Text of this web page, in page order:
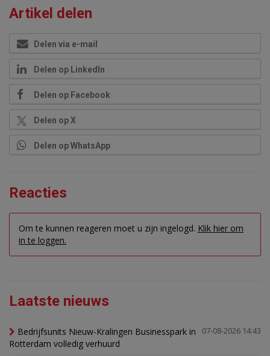
Artikel delen
Delen via e-mail
Delen op LinkedIn
Delen op Facebook
Delen op X
Delen op WhatsApp
Reacties
Om te kunnen reageren moet u zijn ingelogd. Klik hier om
in te loggen.
Laatste nieuws
07-08-2026 14:43
Bedrijfsunits Nieuw-Kralingen Businesspark in
Rotterdam volledig verhuurd